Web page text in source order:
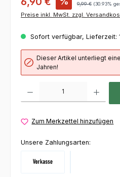
9,99 € (30.93%
Preise inkl. MwSt. zzgl.
Sofort verfügbar, Lieferzeit:
Dieser Artikel unterliegt
Jahren!
Zum Merkzettel hinzufügen
Unsere Zahlungsarten: